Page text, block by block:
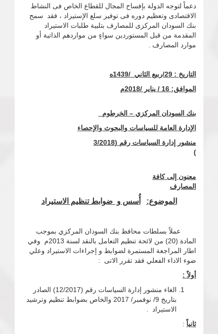
دعماً لتوجه الدولة بإفساح المجال للقطاع الخاص فى النشاط
الاقتصادى وتعظيم دوره فى توفير سلع الإستيراد ، فقد سمح
بنك السودان المركزى للمصارف بتلبية طلبات الاستيراد
المقدمة من قبل المستوردين سواءٍ من مواردهم الذاتية أو
موارد المصارف .
التاريخ : 29/ربيع الثاني /1439ه
الموافق: 16 / يناير /2018م
بنك السودان المركزي – الخرطوم
الإدارة العامة للسياسات والبحوث والإحصاء
منشور إدارة السياسات رقم (
3/2018
)
معنون إلى كافة
المصارف
الموضوع: أُسس و ضوابط تنظيم الاستيراد
عملاً بسلطات محافظ بنك السودان المركزي بموجب
المادة (20) من لائحة تنظيم التعامل بالنقد لسنة 2013م وفي
اطار المراجعة المستمرة لضوابط و إجراءات الاستيراد وعلي
ضوء الاداء الفعلي فقد تقرر الاتى :
أولاً :
الغاء منشور إدارة السياسات رقم (12/2017) الصادر
بتاريخ 9/ نوفمبر/ 2017 والخاص بضوابط تنظيم وترشيد
الاستيراد .
ثانياً :